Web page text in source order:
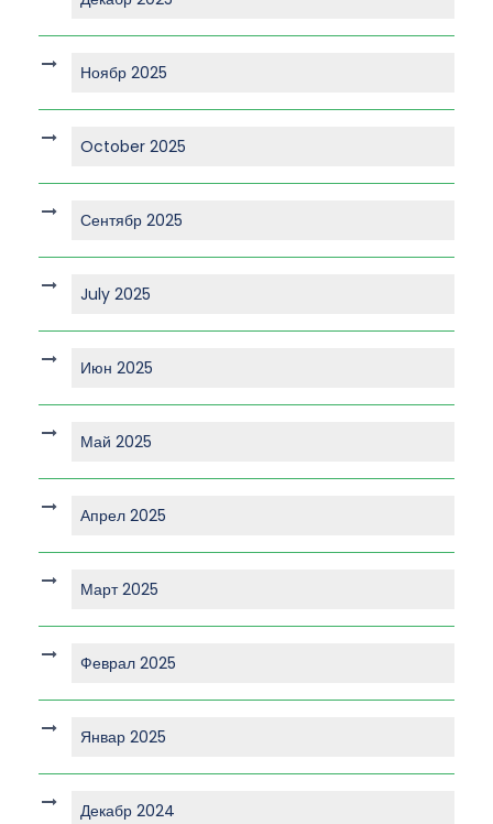
Ноябр 2025
October 2025
Сентябр 2025
July 2025
Июн 2025
Май 2025
Апрел 2025
Март 2025
Феврал 2025
Январ 2025
Декабр 2024